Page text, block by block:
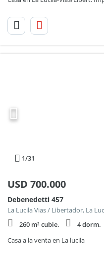
1/31
USD 700.000
Debenedetti 457
La Lucila Vias / Libertador, La
260 m² cubie.
4 dorm.
Casa a la venta en La lucila